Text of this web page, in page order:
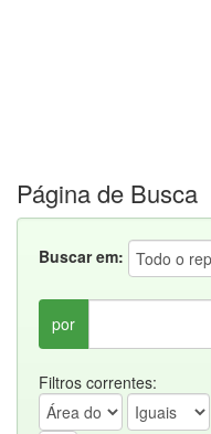
Página de Busca
Buscar em:
por
Filtros correntes: